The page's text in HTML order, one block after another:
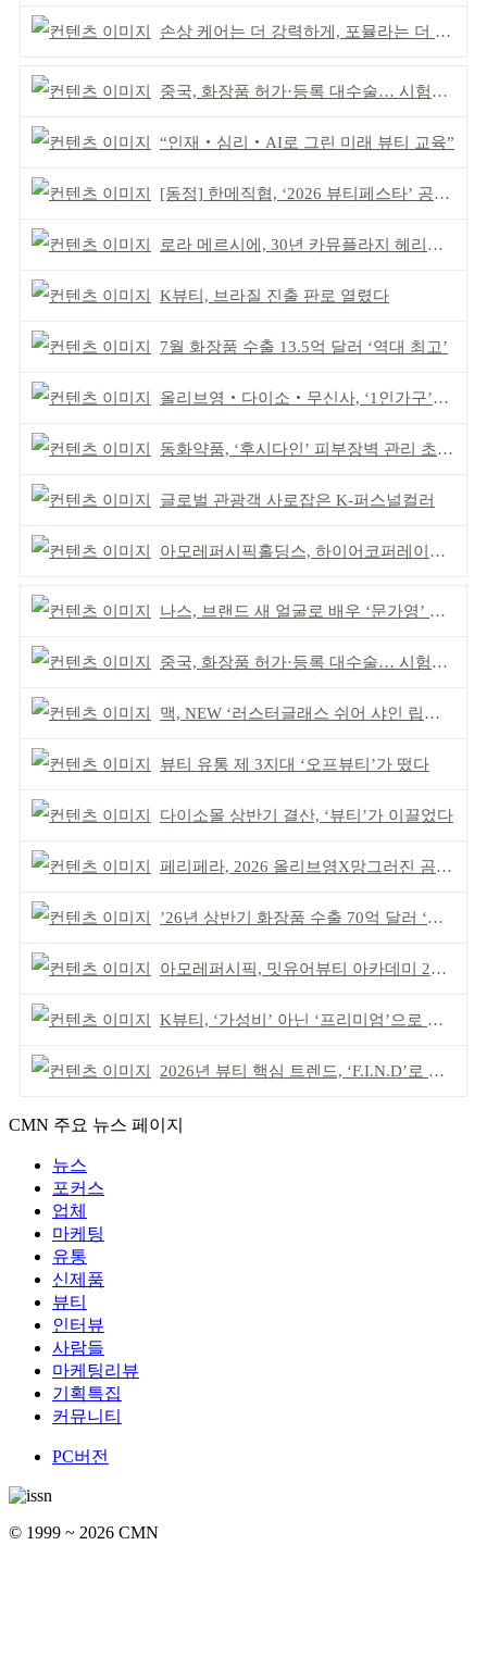
손상 케어는 더 강력하게, 포뮬라는 더 산뜻하게!
중국, 화장품 허가·등록 대수술… 시험자료 공용 허용
“인재‧심리‧AI로 그린 미래 뷰티 교육”
[동정] 한메직협, ‘2026 뷰티페스타’ 공동 주최
로라 메르시에, 30년 카뮤플라지 헤리티지 담아
K뷰티, 브라질 진출 판로 열렸다
7월 화장품 수출 13.5억 달러 ‘역대 최고’
올리브영‧다이소‧무신사, ‘1인가구’가 이끈다
동화약품, ‘후시다인’ 피부장벽 관리 초점 ‘리브랜딩’
글로벌 관광객 사로잡은 K-퍼스널컬러
아모레퍼시픽홀딩스, 하이어코퍼레이션과 투자계약
나스, 브랜드 새 얼굴로 배우 ‘문가영’ 발탁
중국, 화장품 허가·등록 대수술… 시험자료 공용 허용
맥, NEW ‘러스터글래스 쉬어 샤인 립스틱’ 출시
뷰티 유통 제 3지대 ‘오프뷰티’가 떴다
다이소몰 상반기 결산, ‘뷰티’가 이끌었다
페리페라, 2026 올리브영X망그러진 곰 콜라보
’26년 상반기 화장품 수출 70억 달러 ‘역대 최고’
아모레퍼시픽, 밋유어뷰티 아카데미 2기 발대식
K뷰티, ‘가성비’ 아닌 ‘프리미엄’으로 승부걸어야
2026년 뷰티 핵심 트렌드, ‘F.I.N.D’로 읽는다
CMN 주요 뉴스 페이지
뉴스
포커스
업체
마케팅
유통
신제품
뷰티
인터뷰
사람들
마케팅리뷰
기획특집
커뮤니티
PC버전
© 1999 ~ 2026 CMN